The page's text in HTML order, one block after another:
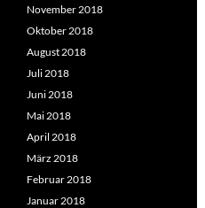
November 2018
Oktober 2018
August 2018
Juli 2018
Juni 2018
Mai 2018
April 2018
März 2018
Februar 2018
Januar 2018